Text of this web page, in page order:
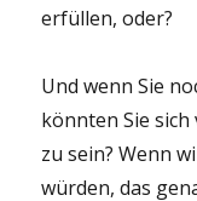
erfüllen, oder?
Und wenn Sie
könnten Sie
zu sein? Wenn
würden, das